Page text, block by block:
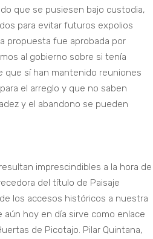
que se pusiesen bajo custodia,
para evitar futuros expolios
propuesta fue aprobada por
al gobierno sobre si tenía
que sí han mantenido reuniones
el arreglo y que no saben
y el abandono se pueden
imprescindibles a la hora de
del título de Paisaje
los accesos históricos a nuestra
aún hoy en día sirve como enlace
de Picotajo. Pilar Quintana,